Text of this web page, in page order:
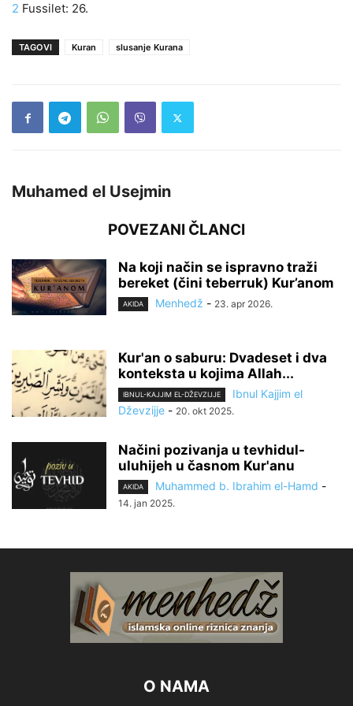
2 Fussilet: 26.
TAGOVI Kuran slusanje Kurana
Muhamed el Usejmin
POVEZANI ČLANCI
Na koji način se ispravno traži
bereket (čini teberruk) Kur’anom
AKIDA Menhedž - 23. apr 2026.
Kur'an o saburu: Dvadeset i dva
konteksta u kojima Allah...
IBNUL-KAJJIM EL-DŽEVZIJJE
Ibnul Kajjim el
Dževzijje - 20. okt 2025.
Načini pozivanja u tevhidul-
uluhijeh u časnom Kur'anu
AKIDA Muhammed b. Ibrahim el-Hamd -
14. jan 2025.
O NAMA